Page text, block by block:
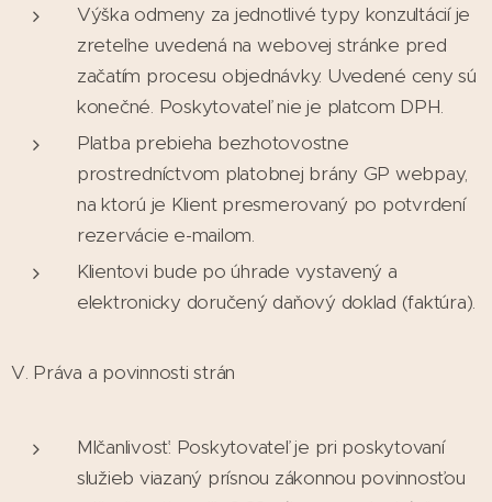
Výška odmeny za jednotlivé typy konzultácií je
zreteľne uvedená na webovej stránke pred
začatím procesu objednávky. Uvedené ceny sú
konečné. Poskytovateľ nie je platcom DPH.
Platba prebieha bezhotovostne
prostredníctvom platobnej brány GP webpay,
na ktorú je Klient presmerovaný po potvrdení
rezervácie e-mailom.
Klientovi bude po úhrade vystavený a
elektronicky doručený daňový doklad (faktúra).
V. Práva a povinnosti strán
Mlčanlivosť: Poskytovateľ je pri poskytovaní
služieb viazaný prísnou zákonnou povinnosťou